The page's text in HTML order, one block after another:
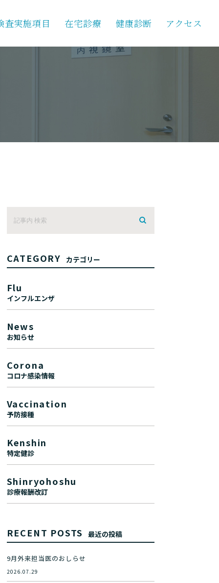
査実施項目 在宅診療 健康診断 アクセス
CATEGORY カテゴリー
Flu
インフルエンザ
News
お知らせ
Corona
コロナ感染情報
Vaccination
予防接種
Kenshin
特定健診
Shinryohoshu
診療報酬改訂
RECENT POSTS 最近の投稿
9月外来担当医のおしらせ
2026.07.29